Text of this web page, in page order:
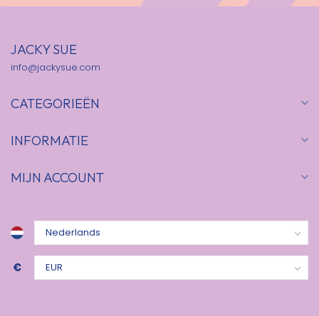
JACKY SUE
info@jackysue.com
CATEGORIEËN
INFORMATIE
MIJN ACCOUNT
€